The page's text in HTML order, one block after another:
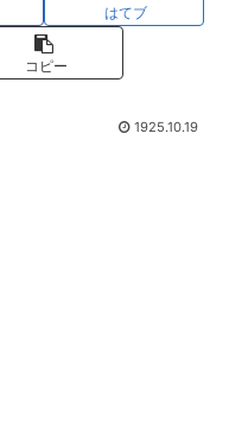
はてブ
コピー
1925.10.19